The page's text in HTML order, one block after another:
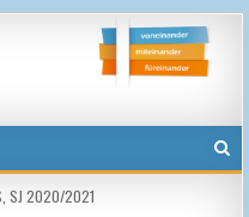
Stadt Leipzig
SJ 2020/2021